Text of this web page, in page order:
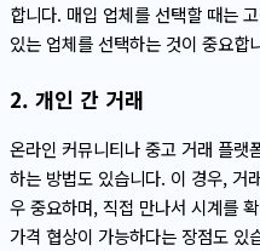
합니다. 매입 업체를 선택할 때는
있는 업체를 선택하는 것이 중요합
2. 개인 간 거래
온라인 커뮤니티나 중고 거래 플랫
하는 방법도 있습니다. 이 경우, 거
우 중요하며, 직접 만나서 시계를
가격 협상이 가능하다는 장점도 있